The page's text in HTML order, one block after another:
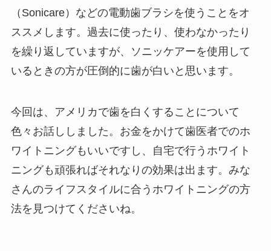
（Sonicare）などの電動歯ブラシを使うことをオ
ススメします。過去に使ったり、使わなかったり
を繰り返していますが、ソニッケアーを使用して
いるときの方が圧倒的に歯が白いと思います。
今回は、アメリカで歯を白くすることについて
色々お話ししました。お金をかけて歯医者でのホ
ワイトニングもいいですし、自宅で行うホワイト
ニングも頑張ればそれなりの効果は出ます。みな
さんのライフスタイルに合うホワイトニングの方
法を見つけてくださいね。